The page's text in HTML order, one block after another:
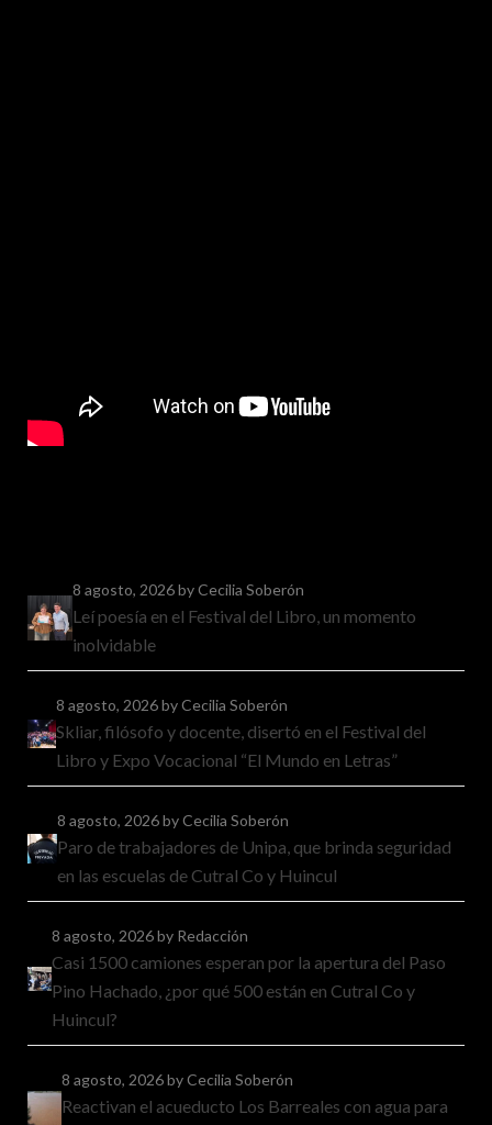
8 agosto, 2026by Cecilia Soberón
Leí poesía en el Festival del Libro, un momento
inolvidable
8 agosto, 2026by Cecilia Soberón
Skliar, filósofo y docente, disertó en el Festival del
Libro y Expo Vocacional “El Mundo en Letras”
8 agosto, 2026by Cecilia Soberón
Paro de trabajadores de Unipa, que brinda seguridad
en las escuelas de Cutral Co y Huincul
8 agosto, 2026by Redacción
Casi 1500 camiones esperan por la apertura del Paso
Pino Hachado, ¿por qué 500 están en Cutral Co y
Huincul?
8 agosto, 2026by Cecilia Soberón
Reactivan el acueducto Los Barreales con agua para